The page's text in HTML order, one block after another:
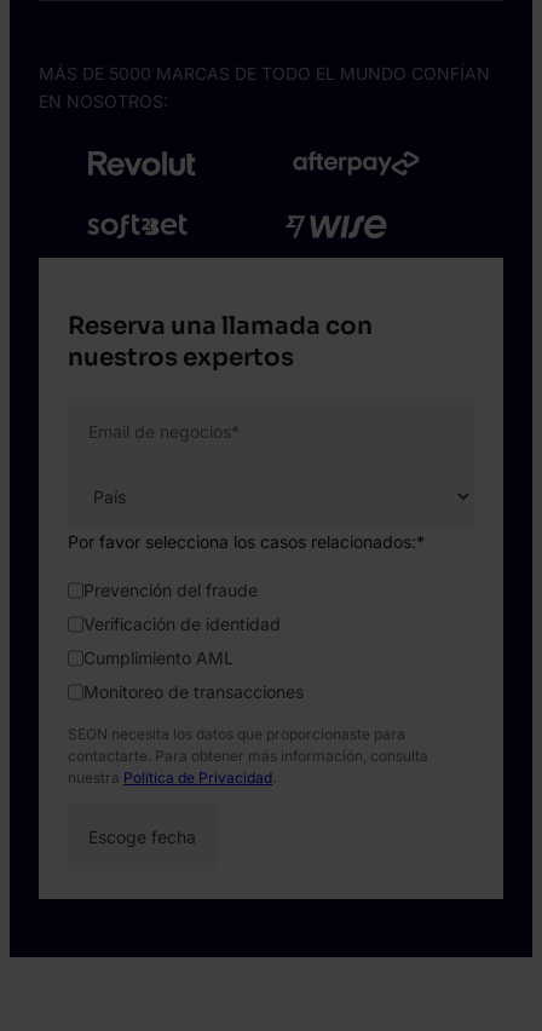
MÁS DE 5000 MARCAS DE TODO EL MUNDO CONFÍAN
EN NOSOTROS:
Reserva una llamada con
nuestros expertos
Email de negocios*
Por favor selecciona los casos relacionados:*
Prevención del fraude
Verificación de identidad
Cumplimiento AML
Monitoreo de transacciones
SEON necesita los datos que proporcionaste para
contactarte. Para obtener más información, consulta
nuestra Política de Privacidad